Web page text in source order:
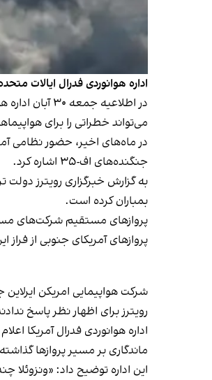
اداره هوانوردی فدرال ایالات
در اطلاعیه
می‌تواند خطراتی را برای
در ماه‌های اخیر، حضور نظامی
جنگنده‌های اف-۳۵ اشاره کرد.
به گزارش خبرگزاری رویترز
بمباران کرده است.
پروازهای آمریکای جنوبی از
شرکت هواپیمایی امریکن
رویترز برای اظهار نظر پاسخ
اداره هوانوردی فدرال آمریکا
ماندگاری بر مسیر پروازها
این اداره توضیح داد: «ونزوئلا